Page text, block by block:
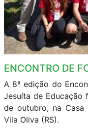
ENCONTRO DE
A 8ª edição do
Jesuíta de Educação
de outubro, na Casa
Vila Oliva (RS).